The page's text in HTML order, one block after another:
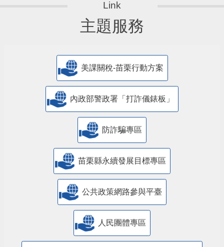
主題服務
美課關稅-苗栗行動方案
內政部警政署「打詐儀錶板」
防詐騙專區
苗栗縣永續發展目標專區
公共政策網路參與平臺
人民團體專區